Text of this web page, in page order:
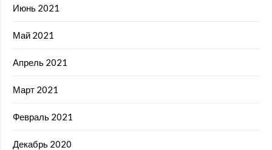
Июнь 2021
Май 2021
Апрель 2021
Март 2021
Февраль 2021
Декабрь 2020